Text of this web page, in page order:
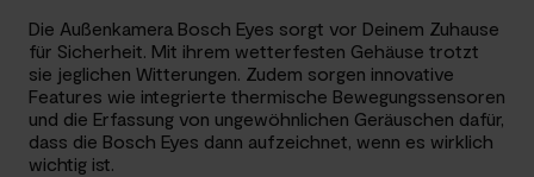
Die Außenkamera Bosch Eyes sorgt vor Deinem Zuhause
für Sicherheit. Mit ihrem wetterfesten Gehäuse trotzt
sie jeglichen Witterungen. Zudem sorgen innovative
Features wie integrierte thermische Bewegungssensoren
und die Erfassung von ungewöhnlichen Geräuschen dafür,
dass die Bosch Eyes dann aufzeichnet, wenn es wirklich
wichtig ist.